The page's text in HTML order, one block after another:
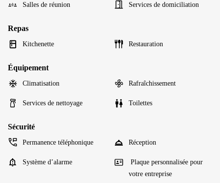
Salles de réunion Services de domiciliation
Repas
Kitchenette Restauration
Équipement
Climatisation Rafraîchissement
Services de nettoyage Toilettes
Sécurité
Permanence téléphonique Réception
Système d’alarme
Plaque personnalisée pour
votre entreprise